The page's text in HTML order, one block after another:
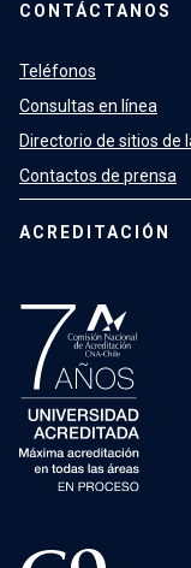
CONTÁCTANOS
Teléfonos
Consultas en línea
Directorio de sitios de
Contactos de prensa
ACREDITACIÓN